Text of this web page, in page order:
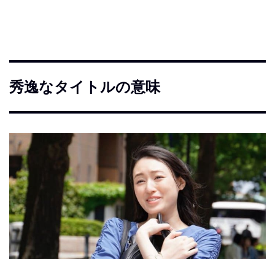
秀逸なタイトルの意味